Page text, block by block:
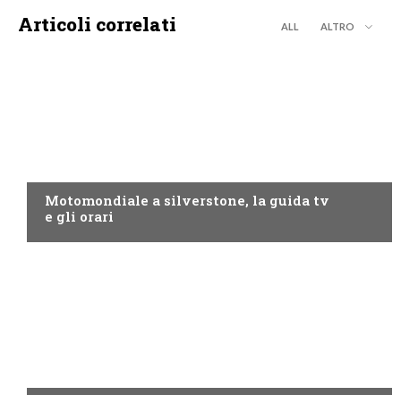
Articoli correlati ALL ALTRO
Motomondiale a silverstone, la guida tv
e gli orari